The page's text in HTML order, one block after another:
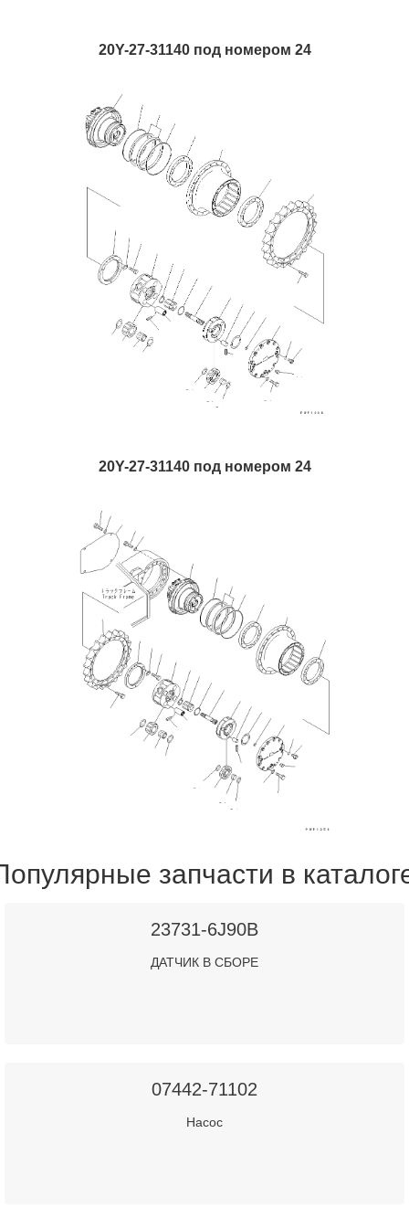
20Y-27-31140 под номером 24
20Y-27-31140 под номером 24
запчасти в
23731-6J90B
ДАТЧИК В СБОРЕ
07442-71102
Насос